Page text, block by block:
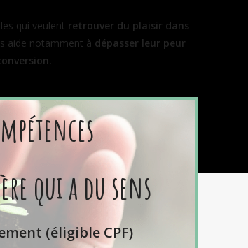
qui veulent retrouver du plaisir dans
aide notamment à dépasser leur peur
qui a du sens
(éligible CPF)